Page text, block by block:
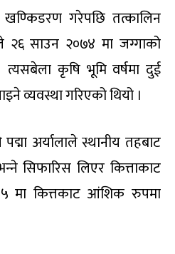
खण्किडरण गरेपछि तत्कालिन
२६ साउन २०७४ मा जग्गाको
त्यसबेला कृषि भूमि वर्षमा दुई
व्यवस्था गरिएको थियो ।
अर्यालाले स्थानीय तहबाट
सिफारिस लिएर कित्ताकाट
मा कित्तकाट आंशिक रुपमा